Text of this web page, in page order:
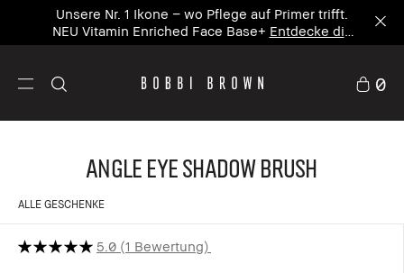
Unsere Nr. 1 Ikone – wo Pflege auf Primer trifft.
NEU Vitamin Enriched Face Base+ Entdecke die
neue Ikone
0
Angle Eye Shadow Brush
ALLE GESCHENKE
5.0 1 Bewertung